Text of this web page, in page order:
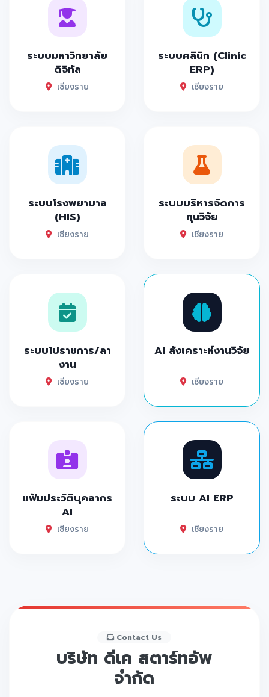
ระบบมหาวิทยาลัย
ดิจิทัล
เชียงราย
ระบบคลินิก (Clinic
ERP)
เชียงราย
ระบบโรงพยาบาล
(HIS)
เชียงราย
ระบบบริหารจัดการ
ทุนวิจัย
เชียงราย
ระบบไปราชการ/ลา
งาน
เชียงราย
AI สังเคราะห์งานวิจัย
เชียงราย
แฟ้มประวัติบุคลากร
AI
เชียงราย
ระบบ AI ERP
เชียงราย
Contact Us
บริษัท ดีเค สตาร์ทอัพ
จำกัด